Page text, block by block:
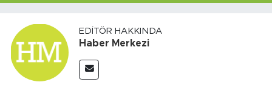
EDITÖR HAKKINDA
Haber Merkezi